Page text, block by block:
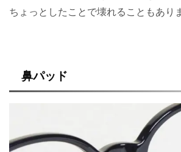
ちょっとしたことで壊れることもあり
鼻パッド